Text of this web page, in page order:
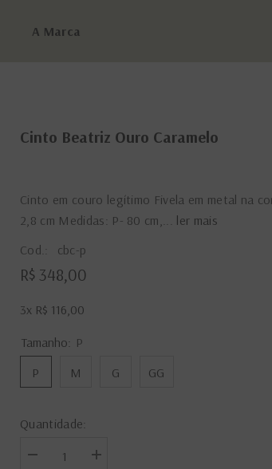
A Marca
Cinto Beatriz Ouro Caramelo
Cinto em couro legítimo Fivela em metal na
2,8 cm Medidas: P- 80 cm,... ler mais
Cod.:
cbc-p
R$ 348,00
3x R$ 116,00
Tamanho: P
P
M G GG
Quantidade:
Diminuir
Aumentar